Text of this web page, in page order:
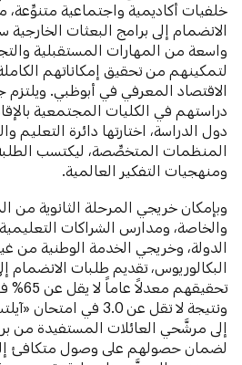
خلفيات أكاديمية واجتماعية
الانضمام إلى برامج البعثات
واسعة من المهارات المستقبلية
لتمكينهم من تحقيق إمكاناتهم
الاقتصاد المعرفي في أبوظبي. ويلتزم
دراستهم في الكليات المجتمعية
دول الدراسة، اختارتها دائرة التعليم
المنظمات المتخصِّصة، ليكتسب
ومنهجيات التفكير العالمية.
وبإمكان خريجي المرحلة الثانوية من
والخاصة، ومدارس الشراكات
الدولة، وخريجي الخدمة الوطنية من
البكالوريوس، تقديم طلبات الانضمام
تحقيقهم
ونتيجة لا تقل عن 3.0 في
إلى مرشَّحي العائلات المستفيدة من
لضمان حصولهم على وصول متكافئ